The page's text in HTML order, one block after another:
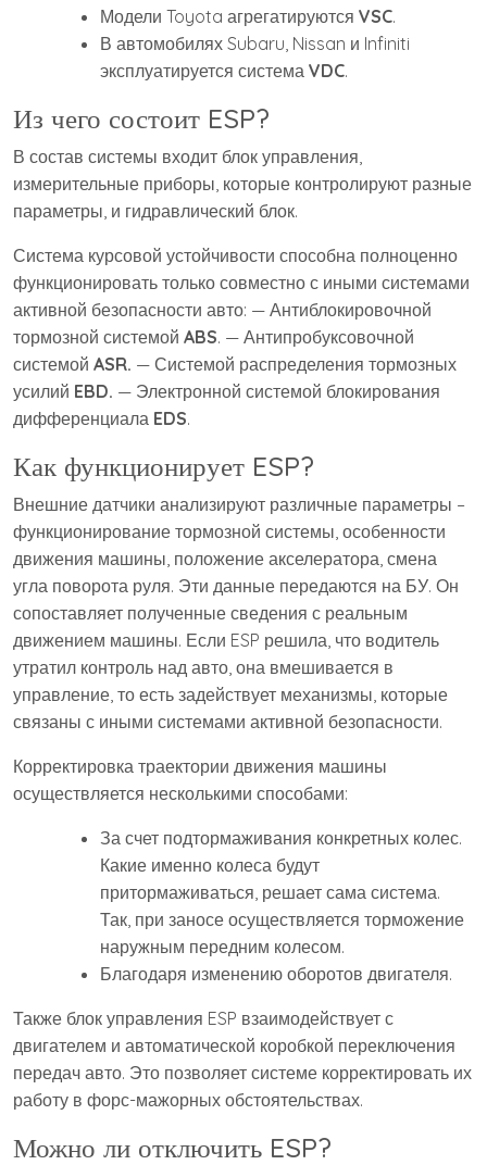
Модели Toyota агрегатируются VSC.
В автомобилях Subaru, Nissan и Infiniti
эксплуатируется система VDC.
Из чего состоит ESP?
В состав системы входит блок управления,
измерительные приборы, которые контролируют разные
параметры, и гидравлический блок.
Система курсовой устойчивости способна полноценно
функционировать только совместно с иными системами
активной безопасности авто: — Антиблокировочной
тормозной системой ABS. — Антипробуксовочной
системой ASR. — Системой распределения тормозных
усилий EBD. — Электронной системой блокирования
дифференциала EDS.
Как функционирует ESP?
Внешние датчики анализируют различные параметры –
функционирование тормозной системы, особенности
движения машины, положение акселератора, смена
угла поворота руля. Эти данные передаются на БУ. Он
сопоставляет полученные сведения с реальным
движением машины. Если ESP решила, что водитель
утратил контроль над авто, она вмешивается в
управление, то есть задействует механизмы, которые
связаны с иными системами активной безопасности.
Корректировка траектории движения машины
осуществляется несколькими способами:
За счет подтормаживания конкретных колес.
Какие именно колеса будут
притормаживаться, решает сама система.
Так, при заносе осуществляется торможение
наружным передним колесом.
Благодаря изменению оборотов двигателя.
Также блок управления ESP взаимодействует с
двигателем и автоматической коробкой переключения
передач авто. Это позволяет системе корректировать их
работу в форс-мажорных обстоятельствах.
Можно ли отключить ESP?